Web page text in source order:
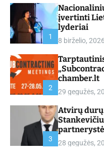
1
įvertinti
lyderiai
8 birželio, 2026
2
chamber.lt
29 gegužės,
3
Atvirų durų
chamber.lt
28 gegužės,